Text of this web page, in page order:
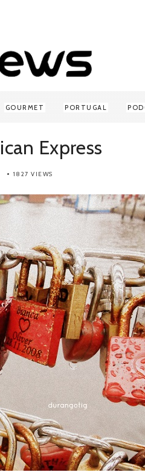
GOURMET PORTUGAL
Express
1827 VIEWS